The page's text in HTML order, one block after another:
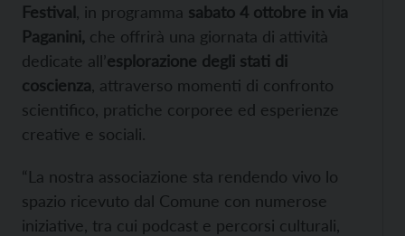
Festival , in programma sabato 4 ottobre in via
Paganini, che offrirà una giornata di attività
dedicate all’esplorazione degli stati di
coscienza , attraverso momenti di confronto
scientifico, pratiche corporee ed esperienze
creative e sociali.
“La nostra associazione sta rendendo vivo lo
spazio ricevuto dal Comune con numerose
iniziative, tra cui podcast e percorsi culturali,